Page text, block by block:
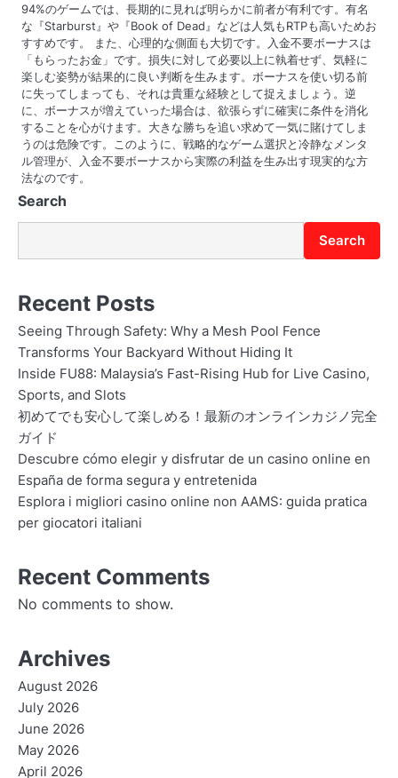
94%のゲームでは、長期的に見れば明らかに前者が有利です。有名
な『Starburst』や『Book of Dead』などは人気もRTPも高いためお
すすめです。 また、心理的な側面も大切です。入金不要ボーナスは
「もらったお金」です。損失に対して必要以上に執着せず、気軽に
楽しむ姿勢が結果的に良い判断を生みます。ボーナスを使い切る前
に失ってしまっても、それは貴重な経験として捉えましょう。逆
に、ボーナスが増えていった場合は、欲張らずに確実に条件を消化
することを心がけます。大きな勝ちを追い求めて一気に賭けてしま
うのは危険です。このように、戦略的なゲーム選択と冷静なメンタ
ル管理が、入金不要ボーナスから実際の利益を生み出す現実的な方
法なのです。
Search
Search
Recent Posts
Seeing Through Safety: Why a Mesh Pool Fence
Transforms Your Backyard Without Hiding It
Inside FU88: Malaysia’s Fast-Rising Hub for Live Casino,
Sports, and Slots
初めてでも安心して楽しめる！最新のオンラインカジノ完全
ガイド
Descubre cómo elegir y disfrutar de un casino online en
España de forma segura y entretenida
Esplora i migliori casino online non AAMS: guida pratica
per giocatori italiani
Recent Comments
No comments to show.
Archives
August 2026
July 2026
June 2026
May 2026
April 2026